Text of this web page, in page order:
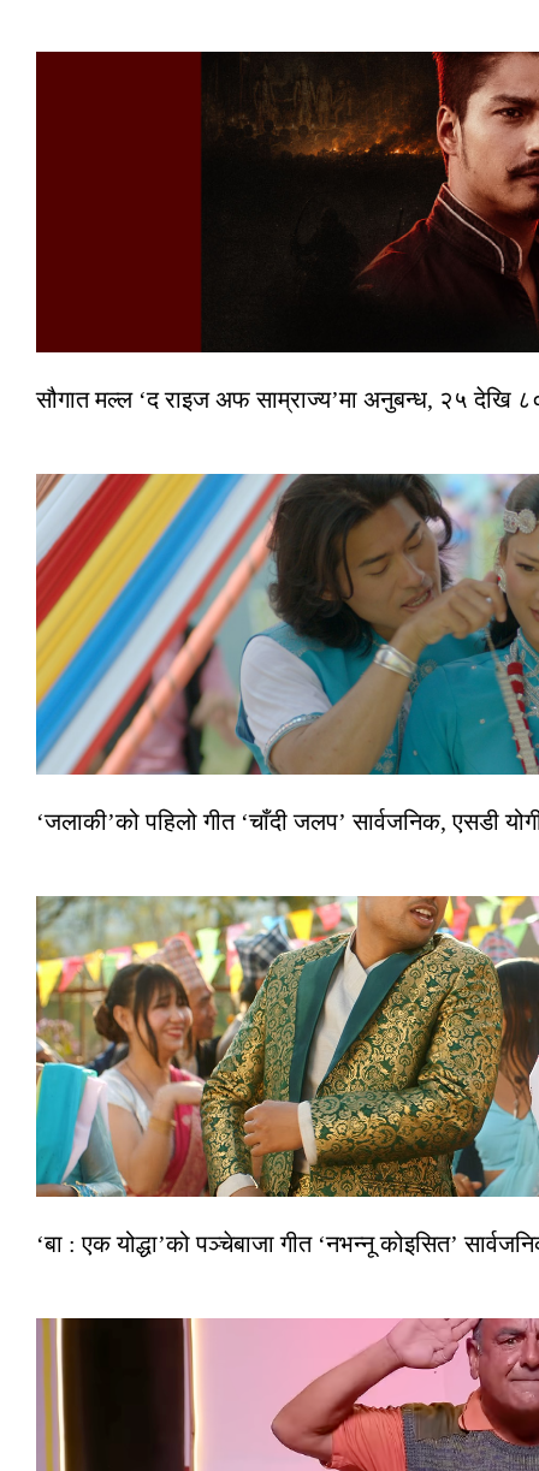
सौगात मल्ल ‘द राइज अफ साम्राज्य’मा अनुबन्ध, २५ देखि
‘जलाकी’को पहिलो गीत ‘चाँदी जलप’ सार्वजनिक, एसडी
‘बा : एक योद्धा’को पञ्चेबाजा गीत ‘नभन्नू कोइसित’